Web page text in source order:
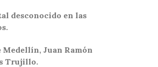
desconocido en las
Juan Ramón
Trujillo.